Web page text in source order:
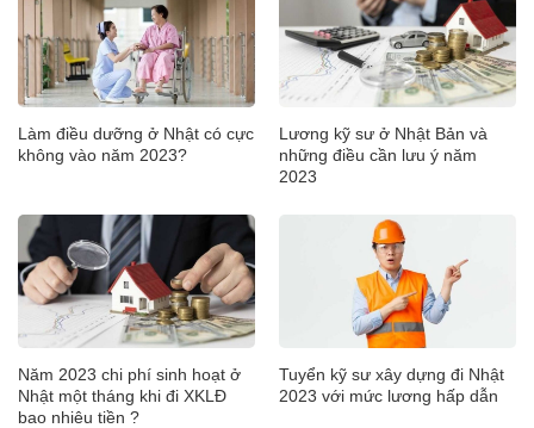
Làm điều dưỡng ở Nhật có cực
không vào năm 2023?
Lương kỹ sư ở Nhật Bản và
những điều cần lưu ý năm
2023
Năm 2023 chi phí sinh hoạt ở
Nhật một tháng khi đi XKLĐ
bao nhiêu tiền ?
Tuyển kỹ sư xây dựng đi Nhật
2023 với mức lương hấp dẫn